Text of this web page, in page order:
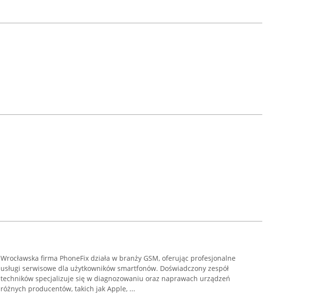
Wrocławska firma PhoneFix działa w branży GSM, oferując profesjonalne
usługi serwisowe dla użytkowników smartfonów. Doświadczony zespół
techników specjalizuje się w diagnozowaniu oraz naprawach urządzeń
różnych producentów, takich jak Apple, ...